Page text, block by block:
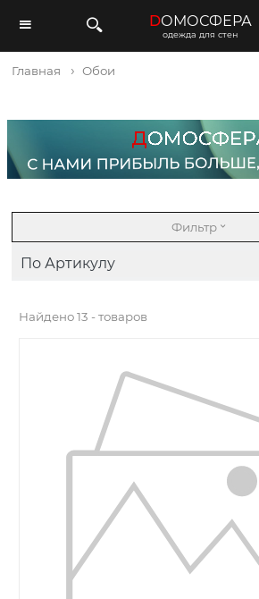
DОМОСФЕРА
одежда для стен
Главная Обои
Фильтр
По Артикулу
Найдено13 - товаров